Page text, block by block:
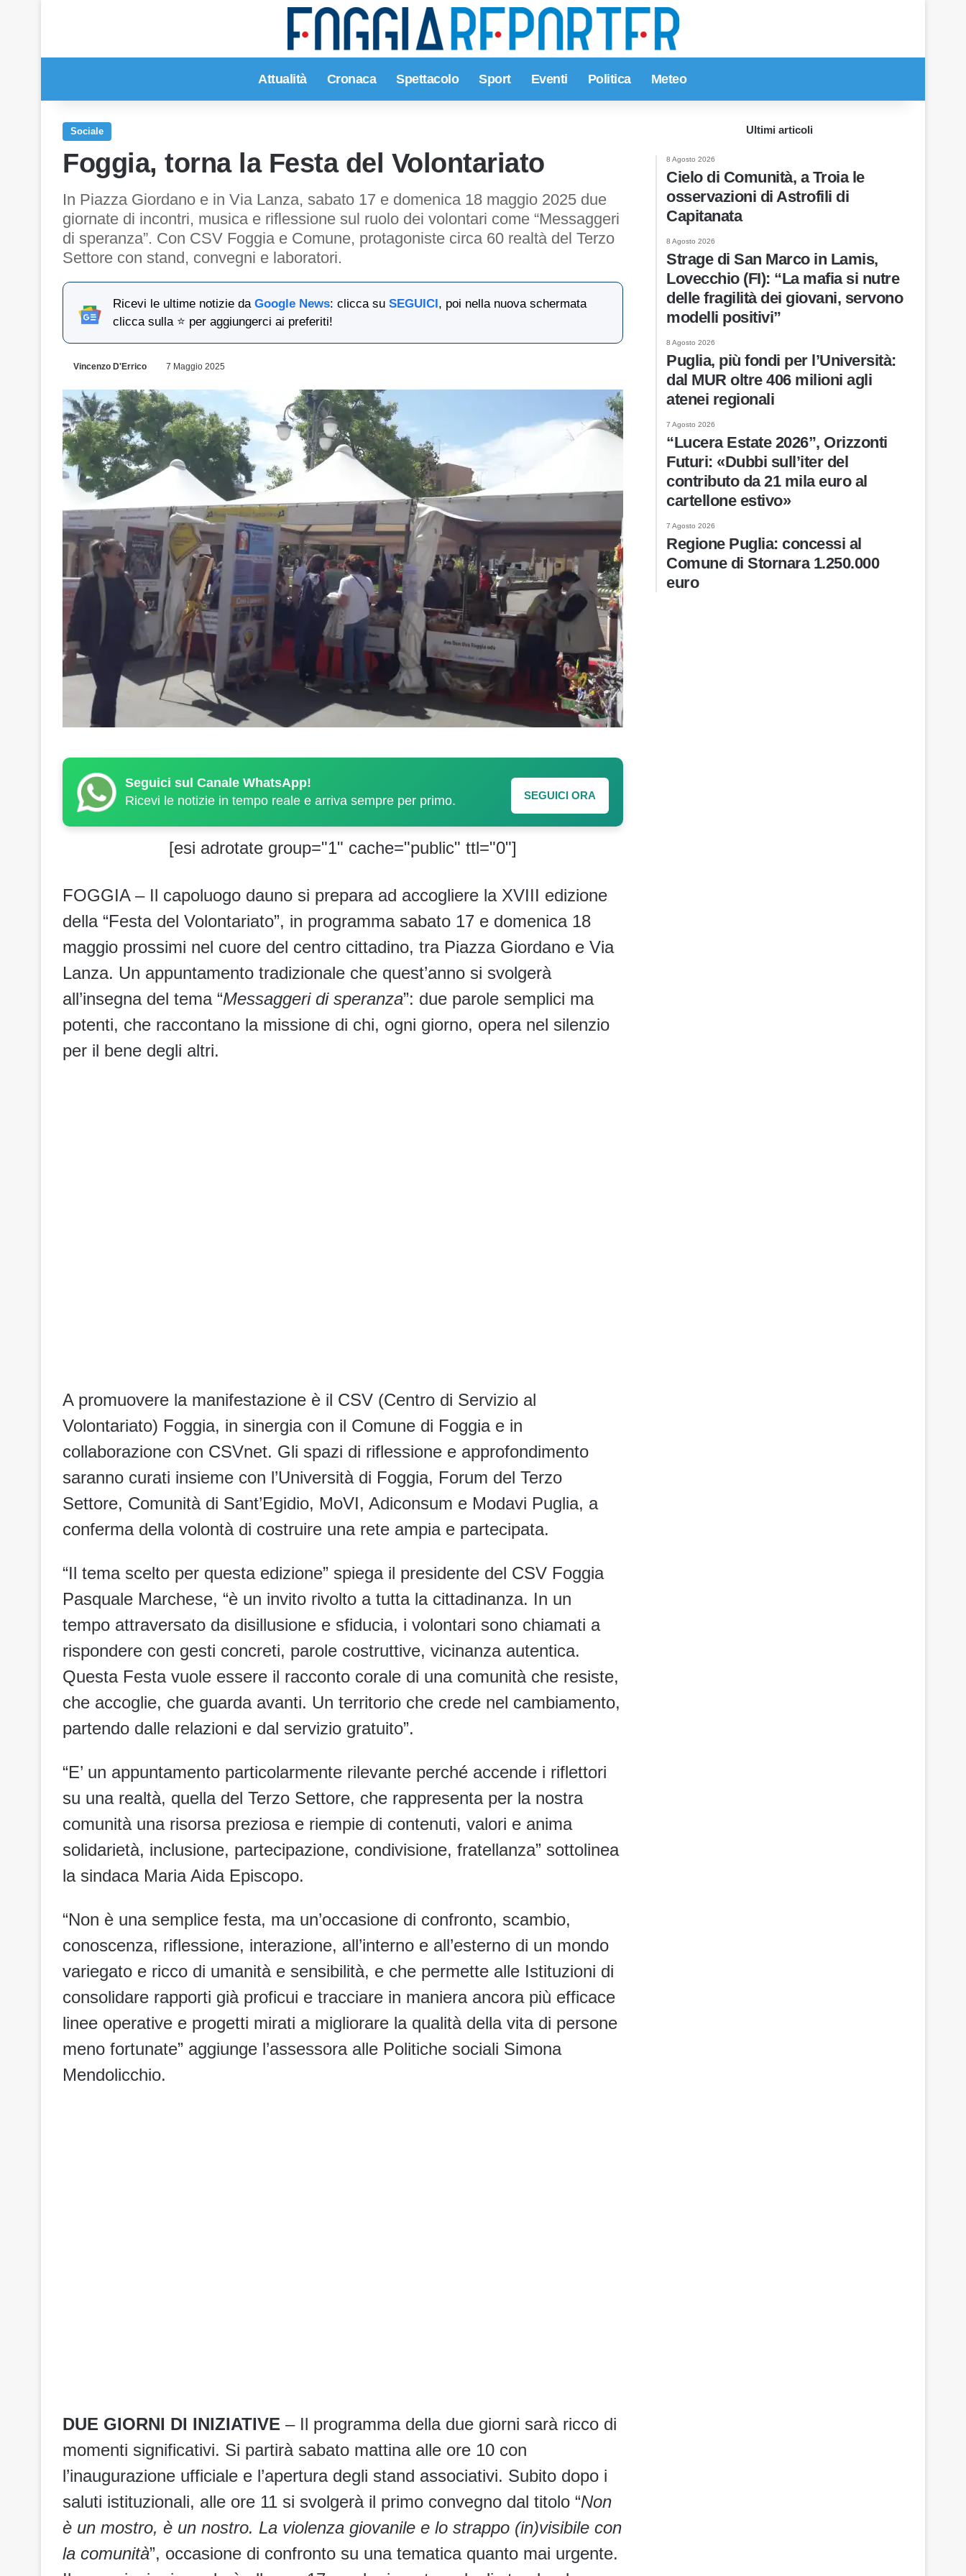
Attualità Cronaca Spettacolo Sport Eventi Politica Meteo
Sociale
Foggia, torna la Festa del Volontariato
In Piazza Giordano e in Via Lanza, sabato 17 e domenica 18 maggio 2025 due
giornate di incontri, musica e riflessione sul ruolo dei volontari come “Messaggeri
di speranza”. Con CSV Foggia e Comune, protagoniste circa 60 realtà del Terzo
Settore con stand, convegni e laboratori.
Ricevi le ultime notizie daGoogle News: clicca suSEGUICI, poi nella nuova schermata
clicca sulla ⭐ per aggiungerci ai preferiti!
Vincenzo D'Errico 7 Maggio 2025
Seguici sul Canale WhatsApp!
Ricevi le notizie in tempo reale e arriva sempre per primo.
SEGUICI ORA
[esi adrotate group="1" cache="public" ttl="0"]
FOGGIA – Il capoluogo dauno si prepara ad accogliere la XVIII edizione
della “Festa del Volontariato”, in programma sabato 17 e domenica 18
maggio prossimi nel cuore del centro cittadino, tra Piazza Giordano e Via
Lanza. Un appuntamento tradizionale che quest’anno si svolgerà
all’insegna del tema “Messaggeri di speranza”: due parole semplici ma
potenti, che raccontano la missione di chi, ogni giorno, opera nel silenzio
per il bene degli altri.
A promuovere la manifestazione è il CSV (Centro di Servizio al
Volontariato) Foggia, in sinergia con il Comune di Foggia e in
collaborazione con CSVnet. Gli spazi di riflessione e approfondimento
saranno curati insieme con l’Università di Foggia, Forum del Terzo
Settore, Comunità di Sant’Egidio, MoVI, Adiconsum e Modavi Puglia, a
conferma della volontà di costruire una rete ampia e partecipata.
“Il tema scelto per questa edizione” spiega il presidente del CSV Foggia
Pasquale Marchese, “è un invito rivolto a tutta la cittadinanza. In un
tempo attraversato da disillusione e sfiducia, i volontari sono chiamati a
rispondere con gesti concreti, parole costruttive, vicinanza autentica.
Questa Festa vuole essere il racconto corale di una comunità che resiste,
che accoglie, che guarda avanti. Un territorio che crede nel cambiamento,
partendo dalle relazioni e dal servizio gratuito”.
“E’ un appuntamento particolarmente rilevante perché accende i riflettori
su una realtà, quella del Terzo Settore, che rappresenta per la nostra
comunità una risorsa preziosa e riempie di contenuti, valori e anima
solidarietà, inclusione, partecipazione, condivisione, fratellanza” sottolinea
la sindaca Maria Aida Episcopo.
“Non è una semplice festa, ma un’occasione di confronto, scambio,
conoscenza, riflessione, interazione, all’interno e all’esterno di un mondo
variegato e ricco di umanità e sensibilità, e che permette alle Istituzioni di
consolidare rapporti già proficui e tracciare in maniera ancora più efficace
linee operative e progetti mirati a migliorare la qualità della vita di persone
meno fortunate” aggiunge l’assessora alle Politiche sociali Simona
Mendolicchio.
DUE GIORNI DI INIZIATIVE – Il programma della due giorni sarà ricco di
momenti significativi. Si partirà sabato mattina alle ore 10 con
l’inaugurazione ufficiale e l’apertura degli stand associativi. Subito dopo i
saluti istituzionali, alle ore 11 si svolgerà il primo convegno dal titolo “Non
è un mostro, è un nostro. La violenza giovanile e lo strappo (in)visibile con
la comunità”, occasione di confronto su una tematica quanto mai urgente.
Ultimi articoli
8 Agosto 2026
Cielo di Comunità, a Troia le
osservazioni di Astrofili di
Capitanata
8 Agosto 2026
Strage di San Marco in Lamis,
Lovecchio (FI): “La mafia si nutre
delle fragilità dei giovani, servono
modelli positivi”
8 Agosto 2026
Puglia, più fondi per l’Università:
dal MUR oltre 406 milioni agli
atenei regionali
7 Agosto 2026
“Lucera Estate 2026”, Orizzonti
Futuri: «Dubbi sull’iter del
contributo da 21 mila euro al
cartellone estivo»
7 Agosto 2026
Regione Puglia: concessi al
Comune di Stornara 1.250.000
euro